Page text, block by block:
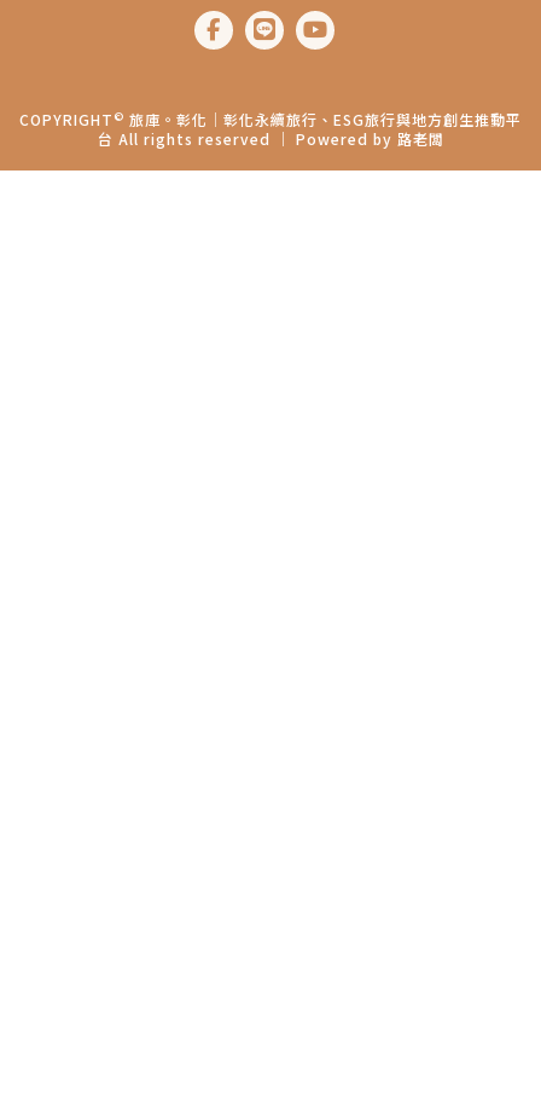
COPYRIGHT © 旅庫。彰化│彰化永續旅行、ESG旅行與地方創生推動平
台 All rights reserved ｜ Powered by 路老闆